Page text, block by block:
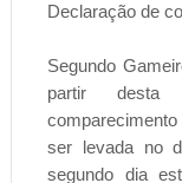
Declaração de
Segundo
partir desta
ser levada no
segundo dia